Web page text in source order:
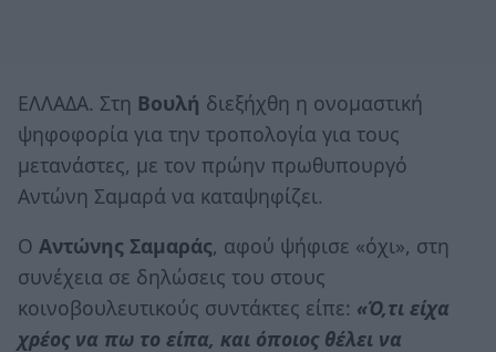
ΕΛΛΑΔΑ. Στη Βουλή διεξήχθη η ονομαστική
ψηφοφορία για την τροπολογία για τους
μετανάστες, με τον πρώην πρωθυπουργό
Αντώνη Σαμαρά να καταψηφίζει.
Ο Αντώνης Σαμαράς, αφού ψήφισε «όχι», στη
συνέχεια σε δηλώσεις του στους
κοινοβουλευτικούς συντάκτες είπε: «Ό,τι είχα
χρέος να πω το είπα, και όποιος θέλει να